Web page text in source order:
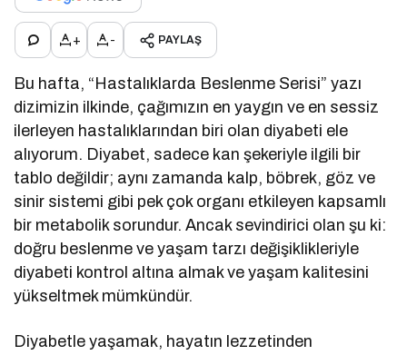
+ - PAYLAŞ
Bu hafta, “Hastalıklarda Beslenme Serisi” yazı
dizimizin ilkinde, çağımızın en yaygın ve en sessiz
ilerleyen hastalıklarından biri olan diyabeti ele
alıyorum. Diyabet, sadece kan şekeriyle ilgili bir
tablo değildir; aynı zamanda kalp, böbrek, göz ve
sinir sistemi gibi pek çok organı etkileyen kapsamlı
bir metabolik sorundur. Ancak sevindirici olan şu ki:
doğru beslenme ve yaşam tarzı değişiklikleriyle
diyabeti kontrol altına almak ve yaşam kalitesini
yükseltmek mümkündür.
Diyabetle yaşamak, hayatın lezzetinden